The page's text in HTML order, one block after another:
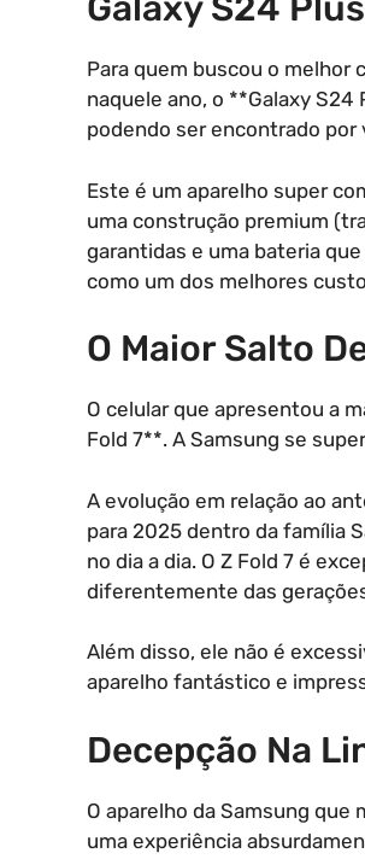
Galaxy S24 Plus
Para quem buscou o melhor
naquele ano, o **Galaxy
podendo ser encontrado por
Este é um aparelho super
uma construção premium
garantidas e uma bateria
como um dos melhores
O Maior Salto
O celular que apresentou a
Fold 7**. A Samsung se
A evolução em relação ao
para 2025 dentro da família
no dia a dia. O Z Fold 7 é
diferentemente das
Além disso, ele não é
aparelho fantástico e
Decepção Na
O aparelho da Samsung
uma experiência